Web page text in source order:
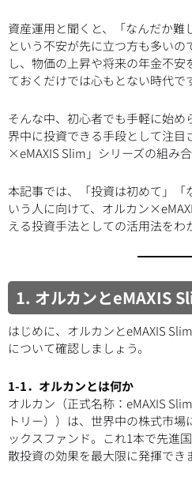
資産運用と聞くと、「なんだか難
という不安が先に立つ方も多い
し、物価の上昇や将来の年金不
ておくだけでは心もとない時代で
そんな中、初心者でも手軽に始
界中に投資できる手段として注目
×eMAXIS Slim」シリーズの組み合
本記事では、「投資は初めて」「
いう人に向けて、オルカン
える投資手法としての活用法をわ
1. オルカンとeMAXIS
はじめに、オルカンとeMAXIS
について確認しましょう。
1-1．オルカンとは何か
オルカン（正式名称：eMAXIS
トリー））は、世界中の株式市
ックスファンド。これ1本で先進
散投資の効果を最大限に発揮でき